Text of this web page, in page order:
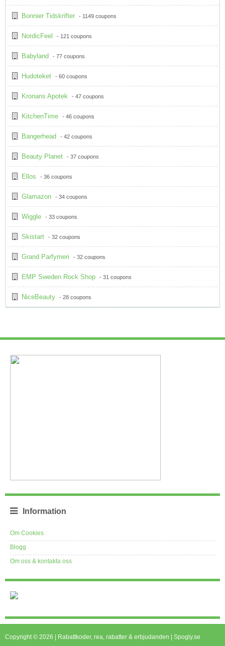
Bonnier Tidskrifter - 1149 coupons
NordicFeel - 121 coupons
Babyland - 77 coupons
Hudoteket - 60 coupons
Kronans Apotek - 47 coupons
KitchenTime - 46 coupons
Bangerhead - 42 coupons
Beauty Planet - 37 coupons
Ellos - 36 coupons
Glamazon - 34 coupons
Wiggle - 33 coupons
Skistart - 32 coupons
Grand Parfymeri - 32 coupons
EMP Sweden Rock Shop - 31 coupons
NiceBeauty - 28 coupons
Information
Om Cookies
Blogg
Om oss & kontakta oss
Copyright © 2026 | Rabattkoder, rea, rabatter & erbjudanden | Spogly.se